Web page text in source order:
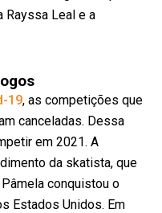
Rayssa Leal e a
19, as competições que
canceladas. Dessa
em 2021. A
da skatista, que
conquistou o
Estados Unidos. Em